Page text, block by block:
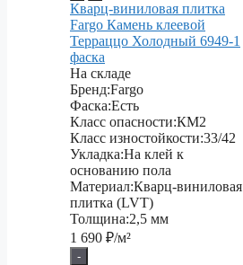
Кварц-виниловая плитка
Fargo Камень клеевой
Терраццо Холодный 6949-1
фаска
На складе
Бренд:Fargo
Фаска:Есть
Класс опасности:КМ2
Класс изностойкости:33/42
Укладка:На клей к
основанию пола
Материал:Кварц-виниловая
плитка (LVT)
Толщина:2,5 мм
1 690 ₽/м²
-